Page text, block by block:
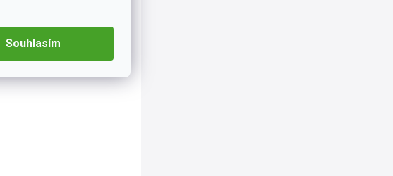
Souhlasím